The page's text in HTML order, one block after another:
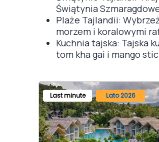
Świątynia
Plaże Tajlandii:
morzem i koralowymi
Kuchnia tajska: Tajska
tom kha gai i mango
Last minute Lato 2026